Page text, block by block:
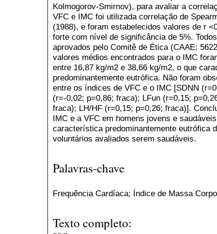
Kolmogorov-Smirnov), para avaliar a
VFC e IMC foi utilizada correlação de
(1988), e foram estabelecidos valores de r
forte com nível de significância de 5%.
aprovados pelo Comitê de Ética (CAAE:
valores médios encontrados para o IMC
entre 16,87 kg/m2 e 38,66 kg/m2, o que
predominantemente eutrófica. Não foram
entre os índices de VFC e o IMC [SDNN
(r=-0,02; p=0,86; fraca); LFun (r=0,15;
fraca); LH/HF (r=0,15; p=0,26; fraca)].
IMC e a VFC em homens jovens e
característica predominantemente eutrófica
voluntários avaliados serem saudáveis.
Palavras-chave
Frequência Cardíaca; Índice de Massa
Texto completo: